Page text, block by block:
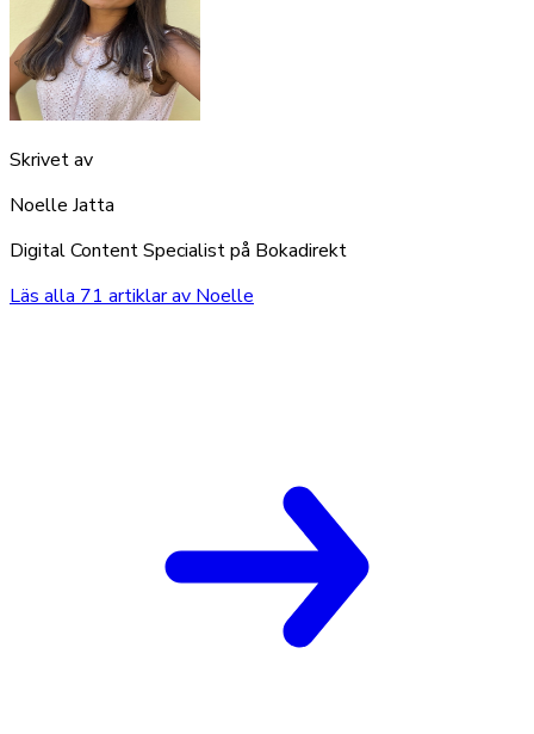
Skrivet av
Noelle Jatta
Digital Content Specialist på Bokadirekt
Läs alla 71 artiklar av Noelle